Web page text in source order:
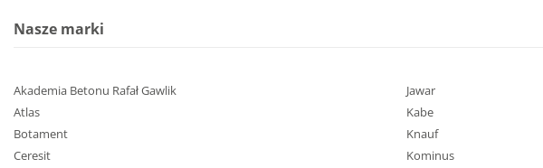
Nasze marki
Akademia Betonu Rafał Gawlik
Atlas
Botament
Ceresit
Jawar
Kabe
Knauf
Kominus